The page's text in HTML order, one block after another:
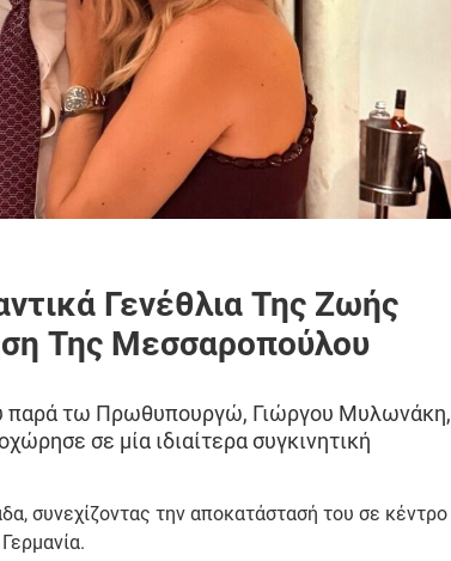
Γενέθλια Της Ζωής
Της Μεσσαροπούλου
παρά τω Πρωθυπουργώ, Γιώργου Μυλωνάκη,
σε μία ιδιαίτερα συγκινητική
συνεχίζοντας την αποκατάστασή του σε κέντρο